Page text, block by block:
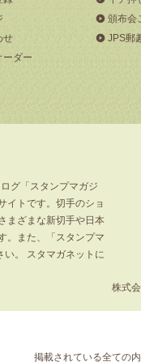
せ
ーダー
頒布会
JPS郵
グ「スタンプマガジ
イトです。切手のショ
まざまな新切手や日本
。また、「スタンプマ
い。 スタマガネットに
株式
掲載されている全ての